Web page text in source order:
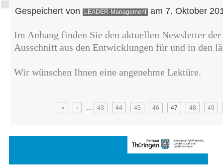
Gespeichert von LEADER-Management am 7. Oktober
Im Anhang finden Sie den aktuellen Newsletter
Ausschnitt aus den Entwicklungen für und in den
Wir wünschen Ihnen eine angenehme Lektüre.
« ‹ … 43 44 45 46 47 48 49